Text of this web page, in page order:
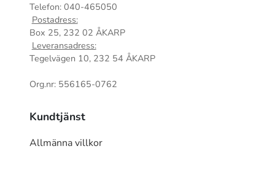
Telefon: 040-465050
Postadress:
Box 25, 232 02 ÅKARP
Leveransadress:
Tegelvägen 10, 232 54 ÅKARP
Org.nr: 556165-0762
Kundtjänst
Allmänna villkor